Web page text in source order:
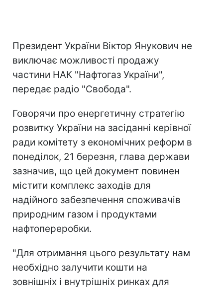
Президент України Віктор Янукович не
виключає можливості продажу
частини НАК "Нафтогаз України",
передає радіо "Свобода".
Говорячи про енергетичну стратегію
розвитку України на засіданні керівної
ради комітету з економічних реформ в
понеділок, 21 березня, глава держави
зазначив, що цей документ повинен
містити комплекс заходів для
надійного забезпечення споживачів
природним газом і продуктами
нафтопереробки.
"Для отримання цього результату нам
необхідно залучити кошти на
зовнішніх і внутрішніх ринках для